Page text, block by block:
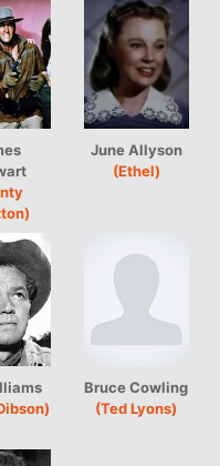
June Allyson
(Ethel)
Bruce Cowling
(Ted Lyons)